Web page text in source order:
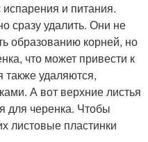
и питания.
сразу удалить. Они не
образованию корней, но
что может привести к
удаляются,
А вот верхние листья
для черенка. Чтобы
листовые пластинки